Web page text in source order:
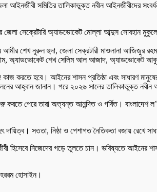
সমিতির তালিকাভুক্ত নবীন আইনজীবীদের
জেলা সেক্রেটারি অ্যাডভোকেট মোল্লা আব্দুস সোবহান
শেখ নূরুল হুদা, জেলা সেক্রটারী মাওলানা আজিজুর
অ্যাডভোকেট শেখ সেলিম আল আজাদ, অ্যাডভোকেট
করতে হবে। আইনের শাসন প্রতিষ্ঠা এবং সাধারণ
আহ্বান জানান। পরে ২০২৬ সালের তালিকাভুক্ত নবীন
পেরে তারা অত্যন্ত আনন্দিত ও গর্বিত। বাংলাদেশ
সততা, নিষ্ঠা ও পেশাগত নৈতিকতা বজায় রেখে
নিজেদের গড়ে তুলতে চান। ভবিষ্যতে আইনের শাসন
হোসাইন।